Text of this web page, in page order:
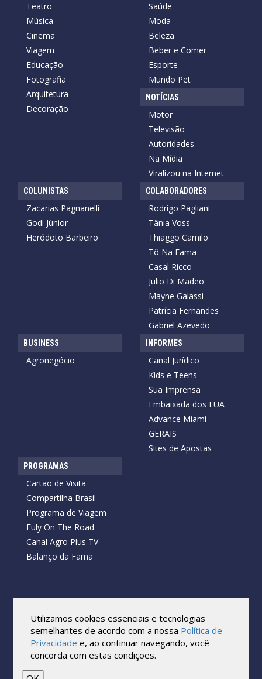
Teatro
Música
Cinema
Viagem
Educação
Fotografia
Arquitetura
Decoração
Saúde
Moda
Beleza
Beber e Comer
Esporte
Mundo Pet
NOTÍCIAS
Motor
Televisão
Autoridades
Na Mídia
Viralizou na Internet
COLUNISTAS
Zacarias Pagnanelli
Godi Júnior
Heródoto Barbeiro
COLABORADORES
Rodrigo Pagliani
Tânia Voss
Thiaggo Camilo
Tô Na Fama
Casal Ricco
Julio Di Madeo
Mayne Galassi
Patrícia Fernandes
Gabriel Azevedo
BUSINESS
Agronegócio
INFORMES
Canal Jurídico
Kids e Teens
Sua Imprensa
Embaixada dos EUA
Advance Miami
GERAIS
Sites de Apostas
PROGRAMAS
Cartão de Visita
Compartilha Brasil
Programa de Viagem
Fuly On The Road
Canal Agro Plus TV
Balanço da Fama
Todos os direitos reservados.
Reprodução no todo ou em parte sob qualquer forma ou meio,
sem expressa autorização por escrito do Cartão de Visita, é
proibida.
As marcas e imagens utilizadas no projeto são os direitos autorais
Utilizamos cookies essenciais e tecnologias
semelhantes de acordo com a nossa Política de
Privacidade e, ao continuar navegando, você
concorda com estas condições.